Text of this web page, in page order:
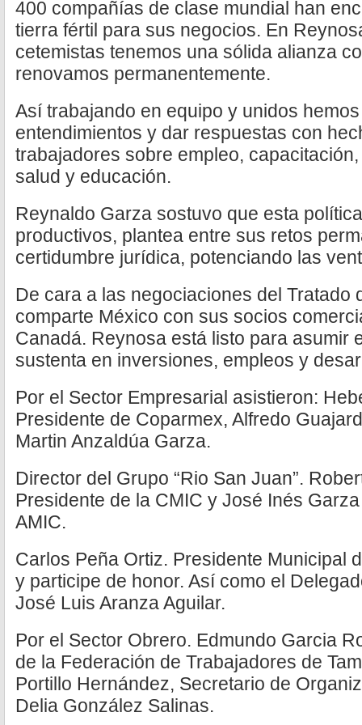
400 compañías de clase mundial han
tierra fértil para sus negocios. En
cetemistas tenemos una sólida alianza
renovamos permanentemente.
Así trabajando en equipo y unidos
entendimientos y dar respuestas con
trabajadores sobre empleo,
salud y educación.
Reynaldo Garza sostuvo que esta
productivos, plantea entre sus retos
certidumbre jurídica, potenciando las
De cara a las negociaciones del Tratado
comparte México con sus socios
Canadá. Reynosa está listo para asumir
sustenta en inversiones, empleos y
Por el Sector Empresarial asistieron:
Presidente de Coparmex, Alfredo
Martin Anzaldúa Garza.
Director del Grupo “Rio San Juan”.
Presidente de la CMIC y José Inés
AMIC.
Carlos Peña Ortiz. Presidente Municipal
y participe de honor. Así como el
José Luis Aranza Aguilar.
Por el Sector Obrero. Edmundo Garcia
de la Federación de Trabajadores de
Portillo Hernández, Secretario de
Delia González Salinas.